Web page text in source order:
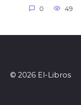
0 49
© 2026 El-Libros